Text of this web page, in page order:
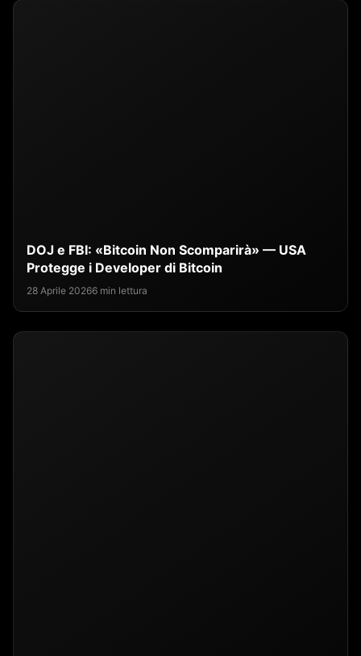
DOJ e FBI: «Bitcoin Non Scomparirà» — USA
Protegge i Developer di Bitcoin
28 Aprile 20266 min lettura